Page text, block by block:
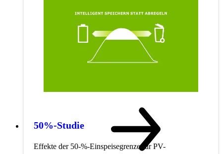
50%-Studie
Effekte der 50-%-Einspeisegrenze für PV-